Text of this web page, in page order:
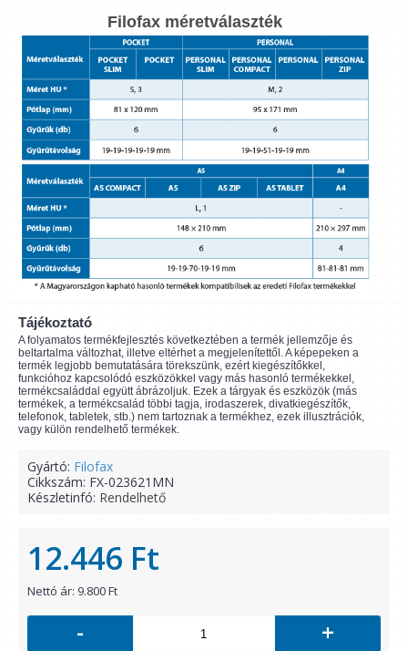
Filofax méretválaszték
Tájékoztató
A folyamatos termékfejlesztés következtében a termék jellemzője és
beltartalma változhat, illetve eltérhet a megjelenítettől. A képepeken a
termék legjobb bemutatására törekszünk, ezért kiegészítőkkel,
funkcióhoz kapcsolódó eszközökkel vagy más hasonló termékekkel,
termékcsaláddal együtt ábrázoljuk. Ezek a tárgyak és eszközök (más
termékek, a termékcsalád többi tagja, irodaszerek, divatkiegészítők,
telefonok, tabletek, stb.) nem tartoznak a termékhez, ezek illusztrációk,
vagy külön rendelhető termékek.
Gyártó: Filofax
Cikkszám: FX-023621MN
Készletinfó: Rendelhető
12.446 Ft
Nettó ár: 9.800 Ft
- +